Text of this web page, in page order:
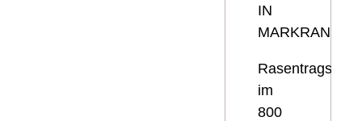
IN
im
800